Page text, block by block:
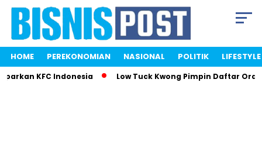
HOME PEREKONOMIAN NASIONAL POLITIK LIFESTYLE
KFC Indonesia Low Tuck Kwong Pimpin Daftar